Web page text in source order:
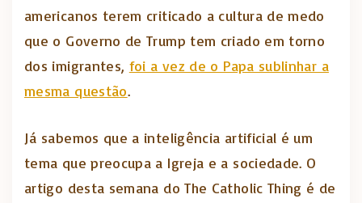
americanos terem criticado a cultura de medo
que o Governo de Trump tem criado em torno
dos imigrantes, foi a vez de o Papa sublinhar a
mesma questão.
Já sabemos que a inteligência artificial é um
tema que preocupa a Igreja e a sociedade. O
artigo desta semana do The Catholic Thing é de